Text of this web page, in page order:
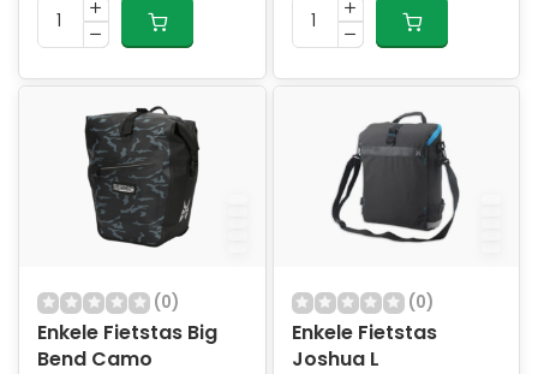
(0)
Enkele Fietstas Big
Bend Camo
(0)
Enkele Fietstas
Joshua L